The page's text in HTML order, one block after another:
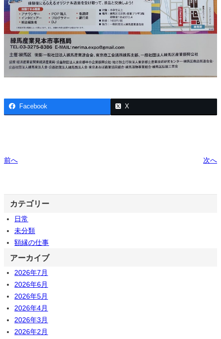
Facebook X
前へ 次へ
カテゴリー
日常
未分類
額縁の仕事
アーカイブ
2026年7月
2026年6月
2026年5月
2026年4月
2026年3月
2026年2月